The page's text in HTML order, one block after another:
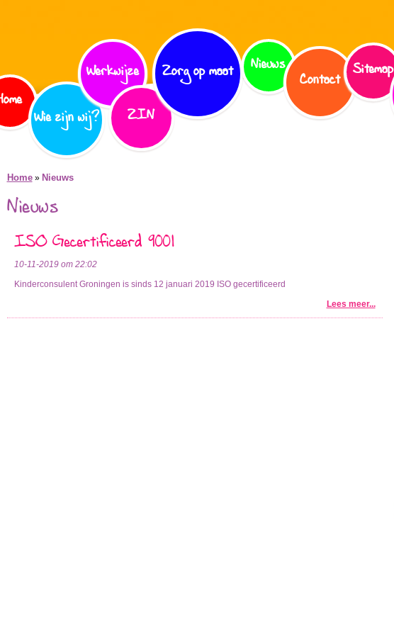
Wie zijn wij?
Werkwijze
ZIN
Zorg op maat Nieuws
Contact Sitemap
Home » Nieuws
Nieuws
ISO Gecertificeerd 9001
10-11-2019 om 22:02
Kinderconsulent Groningen is sinds 12 januari 2019 ISO gecertificeerd
Lees meer...